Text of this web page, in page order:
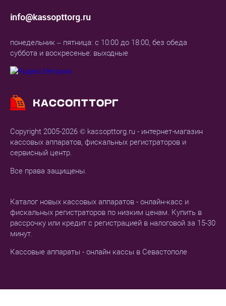
Copyright 2005-2026 © kassopttorg.ru - интернет-магазин
кассовых аппаратов, фискальных регистраторов и
сервисный центр.
Все права защищены.
Каталог новых кассовых аппаратов - онлайн-касс и
фискальных регистраторов по низким ценам. Купить в
рассрочку или кредит с регистрацией в налоговой за 15-30
минут.
Кассовые аппараты - онлайн кассы в Севастополе
info@kassopttorg.ru
понедельник – пятница: с 10:00 до 18:00, без обеда
суббота и воскресенье: выходные